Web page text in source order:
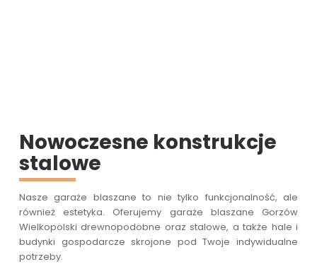
Nowoczesne konstrukcje
stalowe
Nasze garaże blaszane to nie tylko funkcjonalność, ale
również estetyka. Oferujemy garaże blaszane Gorzów
Wielkopolski drewnopodobne oraz stalowe, a także hale i
budynki gospodarcze skrojone pod Twoje indywidualne
potrzeby.